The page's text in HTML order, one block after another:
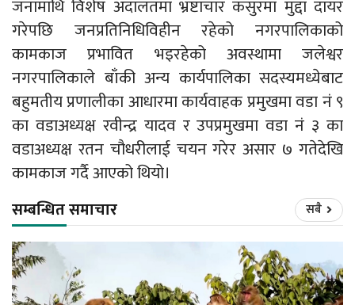
जनामाथि विशेष अदालतमा भ्रष्टाचार कसुरमा मुद्दा दायर
गरेपछि जनप्रतिनिधिविहीन रहेको नगरपालिकाको
कामकाज प्रभावित भइरहेको अवस्थामा जलेश्वर
नगरपालिकाले बाँकी अन्य कार्यपालिका सदस्यमध्येबाट
बहुमतीय प्रणालीका आधारमा कार्यवाहक प्रमुखमा वडा नं ९
का वडाअध्यक्ष रवीन्द्र यादव र उपप्रमुखमा वडा नं ३ का
वडाअध्यक्ष रतन चौधरीलाई चयन गरेर असार ७ गतेदेखि
कामकाज गर्दै आएको थियो।
सम्बन्धित समाचार सबै